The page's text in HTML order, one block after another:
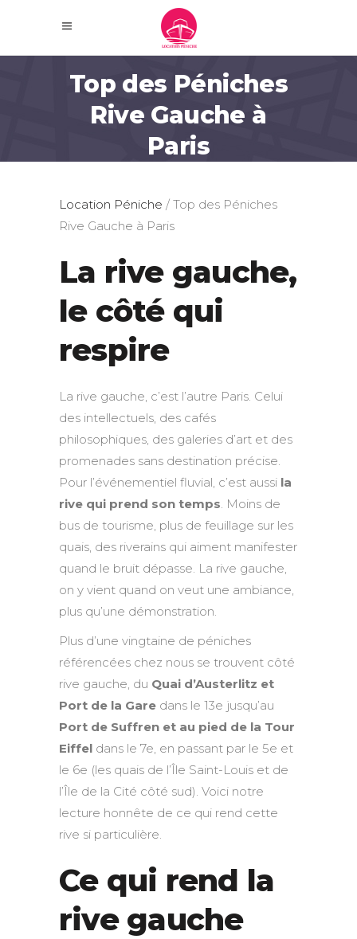
Top des Péniches
Rive Gauche à
Paris
Location Péniche / Top des Péniches
Rive Gauche à Paris
La rive gauche,
le côté qui
respire
La rive gauche, c’est l’autre Paris. Celui
des intellectuels, des cafés
philosophiques, des galeries d’art et des
promenades sans destination précise.
Pour l’événementiel fluvial, c’est aussi la
rive qui prend son temps. Moins de
bus de tourisme, plus de feuillage sur les
quais, des riverains qui aiment manifester
quand le bruit dépasse. La rive gauche,
on y vient quand on veut une ambiance,
plus qu’une démonstration.
Plus d’une vingtaine de péniches
référencées chez nous se trouvent côté
rive gauche, du Quai d’Austerlitz et
Port de la Gare dans le 13e jusqu’au
Port de Suffren et au pied de la Tour
Eiffel dans le 7e, en passant par le 5e et
le 6e (les quais de l’Île Saint-Louis et de
l’Île de la Cité côté sud). Voici notre
lecture honnête de ce qui rend cette
rive si particulière.
Ce qui rend la
rive gauche